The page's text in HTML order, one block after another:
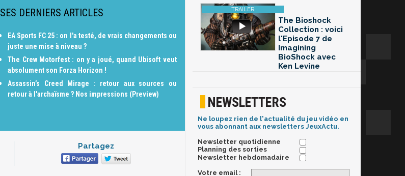
SES DERNIERS ARTICLES
EA Sports FC 25 : on l'a testé, de vrais changements ou
juste une mise à niveau ?
The Crew Motorfest : on y a joué, quand Ubisoft veut
absolument son Forza Horizon !
Assassin’s Creed Mirage : retour aux sources ou
retour à l'archaïsme ? Nos impressions (Preview)
Partagez
The Bioshock
Collection : voici
l'Episode 7 de
Imagining
BioShock avec
Ken Levine
NEWSLETTERS
Ne loupez rien de l'actualité du jeu vidéo en
vous abonnant aux newsletters JeuxActu.
Newsletter quotidienne
Planning des sorties
Newsletter hebdomadaire
Votre email :